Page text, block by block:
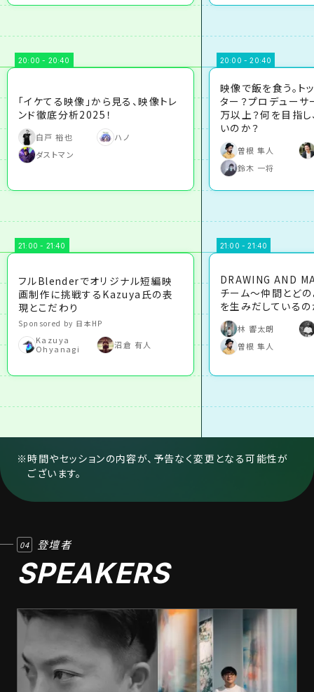
20:00 - 20:40
「イケてる映像」から見る、映像トレ
ンド徹底分析2025！
白戸 裕也
ハノ
ダストマン
21:00 - 21:40
フルBlenderでオリジナル短編映
画制作に挑戦するKazuya氏の表
現とこだわり
Sponsored by 日本HP
Kazuya
Ohyanagi
沼倉 有人
20:00 - 20:40
映像で飯を食う。ト
ター？プロデュー
万以上？何を目指し
いのか？
曽根 隼人
鈴木 一将
21:00 - 21:40
DRAWING AND
チーム～仲間とど
を生みだしている
林 響太朗
曽根 隼人
時間やセッションの内容が、予告なく変更となる可能性が
ございます。
04 登壇者
SPEAKERS